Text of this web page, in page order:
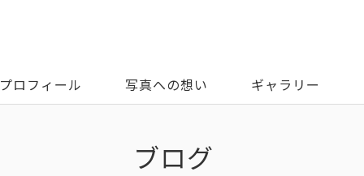
プロフィール 写真への想い ギャラリー
ブログ